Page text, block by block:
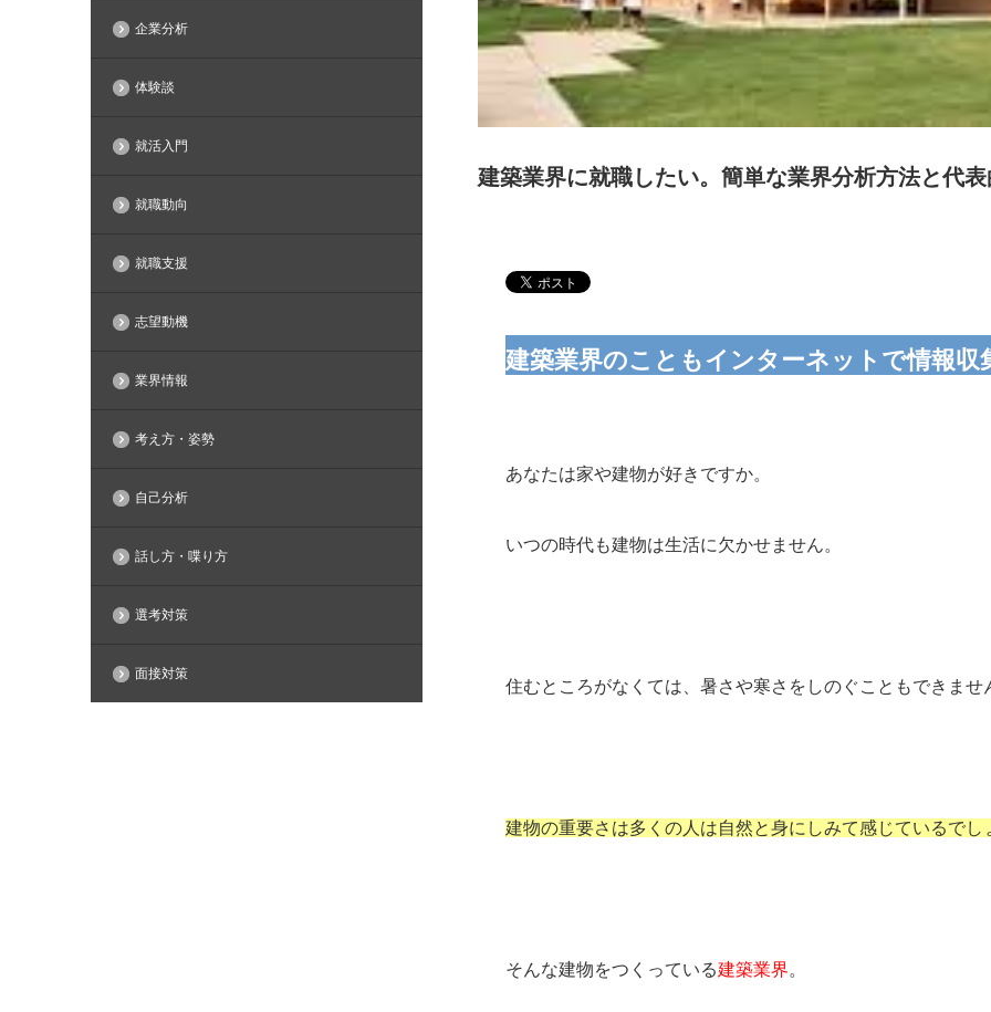
建築業界に就職したい。簡単な業界分析方法と代
建築業界のこともインターネットで情報収
あなたは家や建物が好きですか。
いつの時代も建物は生活に欠かせません。
住むところがなくては、暑さや寒さをしのぐこともできませ
建物の重要さは多くの人は自然と身にしみて感じているでし
そんな建物をつくっている建築業界。
企業分析
体験談
就活入門
就職動向
就職支援
志望動機
業界情報
考え方・姿勢
自己分析
話し方・喋り方
選考対策
面接対策